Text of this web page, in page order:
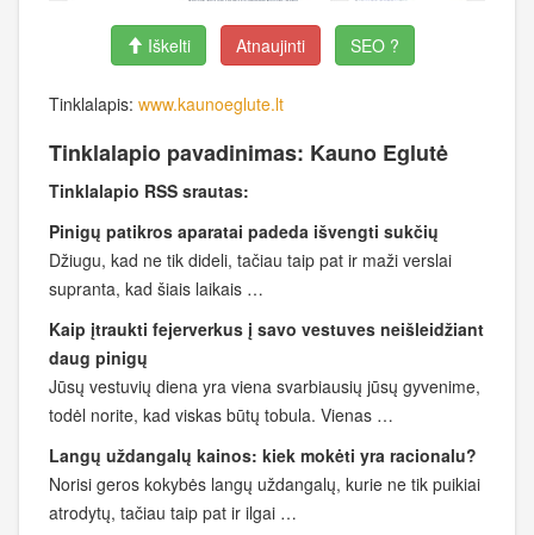
Iškelti Atnaujinti SEO ?
Tinklalapis: www.kaunoeglute.lt
Tinklalapio pavadinimas: Kauno Eglutė
Tinklalapio RSS srautas:
Pinigų patikros aparatai padeda išvengti sukčių
Džiugu, kad ne tik dideli, tačiau taip pat ir maži verslai
supranta, kad šiais laikais …
Kaip įtraukti fejerverkus į savo vestuves neišleidžiant
daug pinigų
Jūsų vestuvių diena yra viena svarbiausių jūsų gyvenime,
todėl norite, kad viskas būtų tobula. Vienas …
Langų uždangalų kainos: kiek mokėti yra racionalu?
Norisi geros kokybės langų uždangalų, kurie ne tik puikiai
atrodytų, tačiau taip pat ir ilgai …